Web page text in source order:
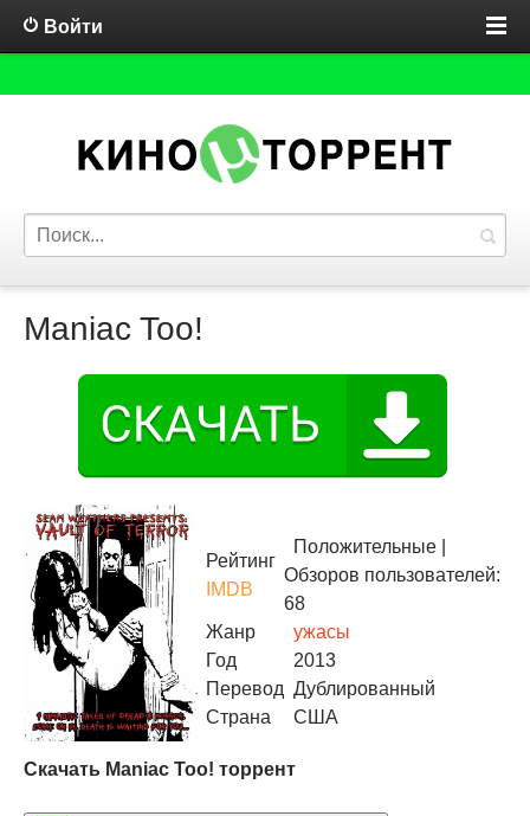
Войти
Maniac Too!
Рейтинг
IMDB
Положительные
Обзоров пользователей:
68
Жанр
ужасы
Год
2013
Перевод Дублированный
Страна
США
Скачать Maniac Too! торрент